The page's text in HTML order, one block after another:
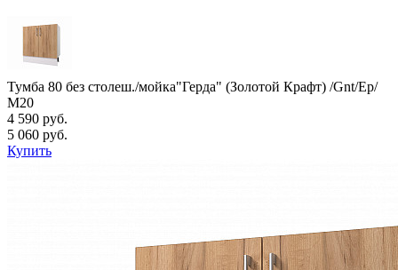
Тумба 80 без столеш./мойка"Герда" (Золотой Крафт) /Gnt/Ep/
М20
4 590 руб.
5 060 руб.
Купить